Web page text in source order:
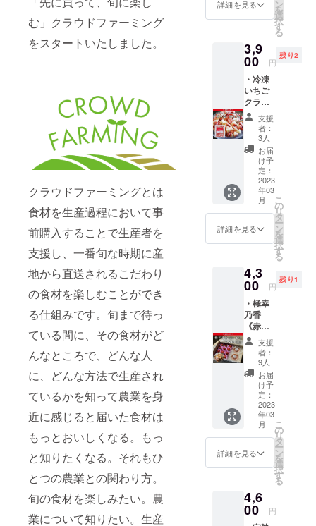
む」クラウドファーミング
をスタートいたしました。
クラウドファーミングとは
食材を生産過程において事
前購入することで生産者を
支援し、一番旬な時期に産
地から直送されるこだわり
の食材を楽しむことができ
る仕組みです。旬まで待っ
ている間に、その食材がど
んなところで、どんな人
に、どんな方法で生産され
ているかを知って農業を身
近に感じると届いた食材は
もっとおいしくなる。もっ
と知りたくなる。それもひ
とつの農業との関わり方。
旬の食材を楽しみたい。農
業について知りたい。生産
み。 名
原材
料：果
実酢
（りん
ご）、
砂糖、
いちご
（熊本
産さち
のか）
内容
量：
200mlx
2本 賞
味期
限：未
開封状
（詳細
な日付
ルに記
載） 保
存方
法：直
射日
光、高
温多湿
の場所
は避け
て下さ
い。 製
造者：
園村苺
園 〒
0404 熊
土市走
潟町993
詳細を見る ン
を
選
択
す
る
3,9
00 円
残り2
・冷凍
いちご
クラッ
シュタ
イプ
「ぷち
苺」
500g×2
袋 ・生
産者レ
ポート
5セット
限定の
割引価
格で
円込
み。 名
称：冷
凍いち
ご ク
ラッ
シュタ
イプ
「ぷち
苺」 原
材料：
いちご
（熊本
産さち
のか）
内容
量：
未開封
状態で
支援
者：
3人
お届
け予
定：
2023
年03
月
詳細を見る
こ
の
リ
タ
ー
ン
を
選
択
す
る
4,3
00 円
残り1
・極幸
乃香
《赤》
250g＋
バタ苺
（生）
100g ・
生産者
レポー
セット
限定の
割引価
格で
す。送
料1,650
み。 名
称：極
幸乃香
支援
者：
9人
お届
け予
定：
2023
年03
月
詳細を見る
こ
の
リ
タ
ー
ン
を
選
択
す
る
4,6
00 円